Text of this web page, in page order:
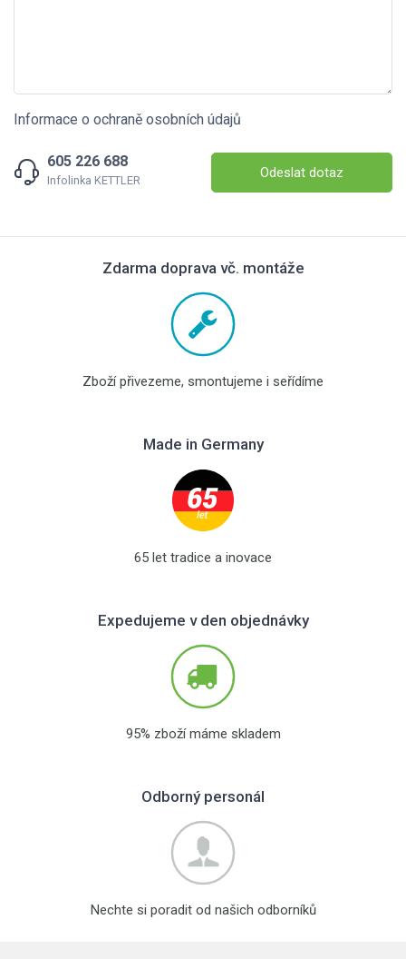
Informace o ochraně osobních údajů
605 226 688
Infolinka KETTLER Odeslat dotaz
Zdarma doprava vč. montáže
Zboží přivezeme, smontujeme i seřídíme
Made in Germany
65 let tradice a inovace
Expedujeme v den objednávky
95% zboží máme skladem
Odborný personál
Nechte si poradit od našich odborníků